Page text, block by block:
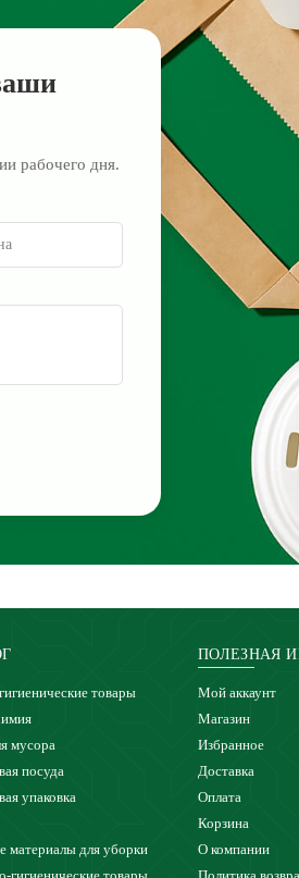
рабочего дня.
товары
мусора
посуда
упаковка
материалы для уборки
ПОЛЕЗНАЯ
Мой аккаунт
Магазин
Избранное
Доставка
Оплата
Корзина
О компании